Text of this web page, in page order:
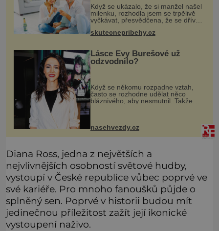
Když se ukázalo, že si manžel našel
milenku, rozhodla jsem se trpělivě
vyčkávat, přesvědčena, že se dříve
či později vrátí k rodině. Možná je to
jedna z nejtěžších věcí na světě. Ale
skutecnepribehy.cz
Lásce Evy Burešové už
odzvodnilo?
Když se někomu rozpadne vztah,
často se rozhodne udělat něco
bláznivého, aby nesmutnil. Takže
když Eva Burešová (33) na
jasn
nasehvezdy.cz
Diana Ross, jedna z největších a
nejvlivnějších osobností světové hudby,
vystoupí v České republice vůbec poprvé ve
své kariéře. Pro mnoho fanoušků půjde o
splněný sen. Poprvé v historii budou mít
jedinečnou příležitost zažít její ikonické
vystoupení naživo.